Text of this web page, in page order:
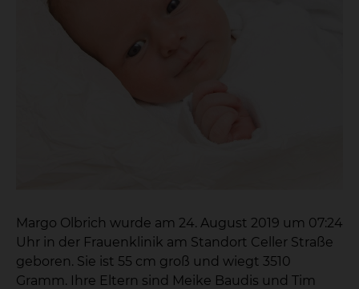
Margo Olbrich wurde am 24. August 2019 um 07:24
Uhr in der Frauenklinik am Standort Celler Straße
geboren. Sie ist 55 cm groß und wiegt 3510
Gramm. Ihre Eltern sind Meike Baudis und Tim